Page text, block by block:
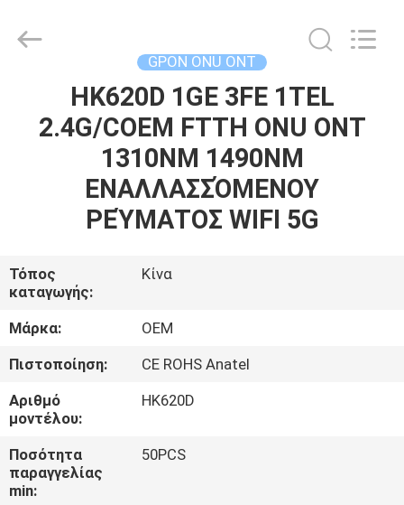
ΠΡΟΪΌΝΤΑ
ΠΕΡΊΠΟΥ
ΓΎΡΟΣ
ΕΡΓΟΣΤΑΣΊΩΝ
ΠΟΙΟΤΙΚΌΣ
ΈΛΕΓΧΟΣ
ΜΑΣ
LIMITED.
GPON ONU ONT
HK620D 1GE 3FE 1TEL
2.4G/COEM FTTH ONU ONT
1310NM 1490NM
ΕΝΑΛΛΑΣΣΌΜΕΝΟΥ
ΡΕΎΜΑΤΟΣ WIFI 5G
Τόπος
καταγωγής:
Κίνα
Μάρκα:
OEM
Πιστοποίηση:
CE ROHS Anatel
Αριθμό
μοντέλου:
HK620D
Ποσότητα
παραγγελίας
min:
50PCS